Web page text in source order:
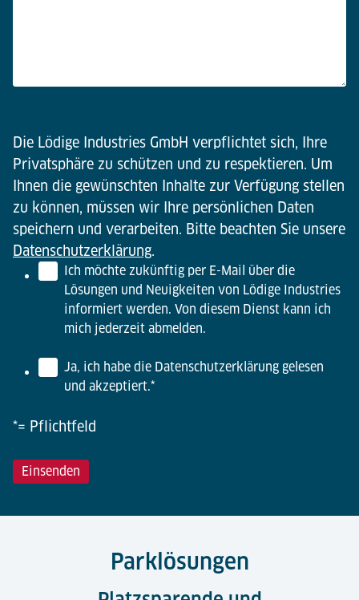
Die Lödige Industries GmbH verpflichtet sich, Ihre
Privatsphäre zu schützen und zu respektieren. Um
Ihnen die gewünschten Inhalte zur Verfügung stellen
zu können, müssen wir Ihre persönlichen Daten
speichern und verarbeiten. Bitte beachten Sie unsere
Datenschutzerklärung.
Ich möchte zukünftig per E-Mail über die
Lösungen und Neuigkeiten von Lödige Industries
informiert werden. Von diesem Dienst kann ich
mich jederzeit abmelden.
Ja, ich habe die Datenschutzerklärung gelesen
und akzeptiert.*
*= Pflichtfeld
Parklösungen